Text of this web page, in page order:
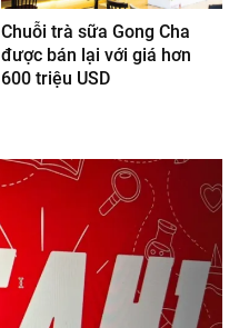
Chuỗi trà sữa Gong Cha
được bán lại với giá hơn
600 triệu USD